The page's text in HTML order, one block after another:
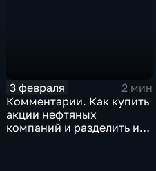
3 февраля
2 мин
Комментарии. Как купить
акции нефтяных
компаний и разделить их